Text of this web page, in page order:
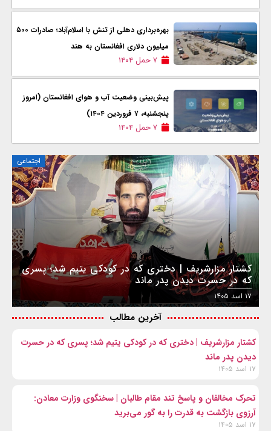
بهره‌برداری دهلی از تنش با اسلام‌آباد؛ صادرات ۵۰۰
میلیون دلاری افغانستان به هند
۷ حمل ۱۴۰۴
پیش‌بینی وضعیت آب و هوای افغانستان (امروز
پنجشنبه، ۷ فروردین ۱۴۰۴)
۷ حمل ۱۴۰۴
اجتماعی
کشتار مزارشریف | دختری که در کودکی یتیم شد؛ پسری
که در حسرت دیدن پدر ماند
۱۷ اسد ۱۴۰۵
آخرین مطالب
کشتار مزارشریف | دختری که در کودکی یتیم شد؛ پسری که در حسرت
دیدن پدر ماند
۱۷ اسد ۱۴۰۵
تحرک مخالفان و پاسخ تند مقام طالبان | سخنگوی وزارت معادن:
آرزوی بازگشت به قدرت را به گور می‌برید
۱۷ اسد ۱۴۰۵